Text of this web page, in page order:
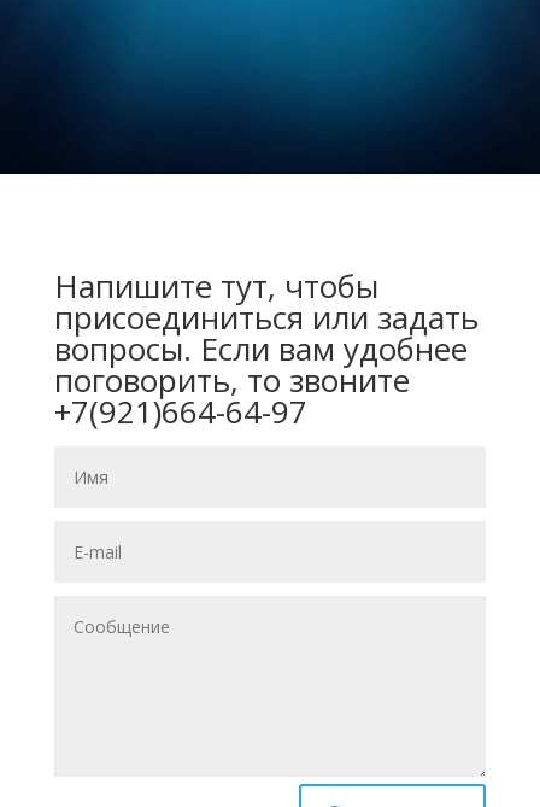
Напишите тут, чтобы
присоединиться или задать
вопросы. Если вам удобнее
поговорить, то звоните
+7(921)664-64-97